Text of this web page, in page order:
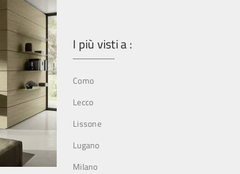
I più visti a :
Como
Lecco
Lissone
Lugano
Milano